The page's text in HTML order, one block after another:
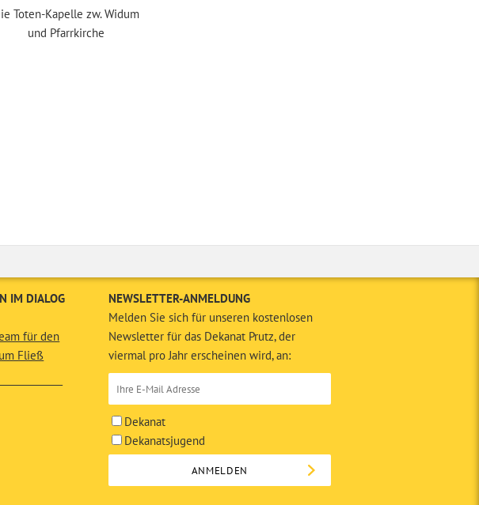
Toten-Kapelle zw. Widum
und Pfarrkirche
IM DIALOG
für den
Fließ
NEWSLETTER-ANMELDUNG
Melden Sie sich für unseren kostenlosen
Newsletter für das Dekanat Prutz, der
viermal pro Jahr erscheinen wird, an:
Dekanat
Dekanatsjugend